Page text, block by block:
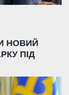
НОВИЙ
ПІД